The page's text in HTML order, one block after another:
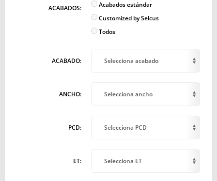
ACABADOS:
Acabados estándar
Customized by Selcus
Todos
ACABADO: Selecciona acabado
ANCHO: Selecciona ancho
PCD: Selecciona PCD
ET: Selecciona ET